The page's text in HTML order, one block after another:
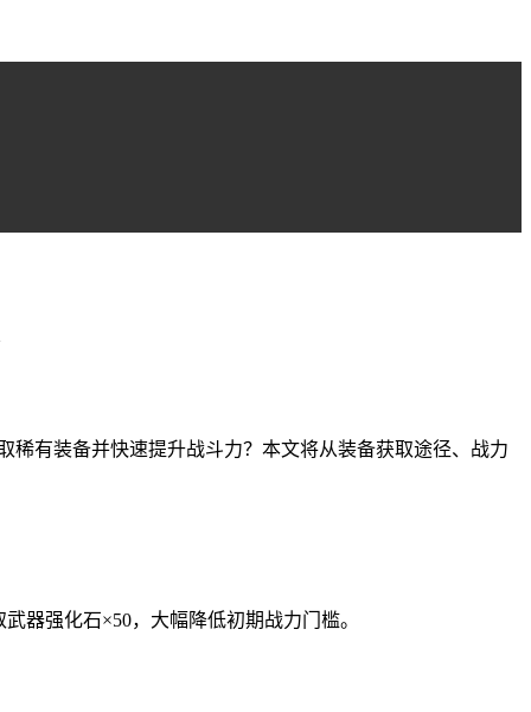
稀有装备并快速提升战斗力？本文将从装备获取途径、战力
器强化石×50，大幅降低初期战力门槛。